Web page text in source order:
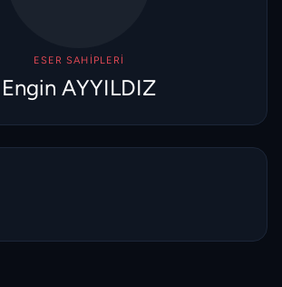
ESER SAHIPLERI
Engin AYYILDIZ